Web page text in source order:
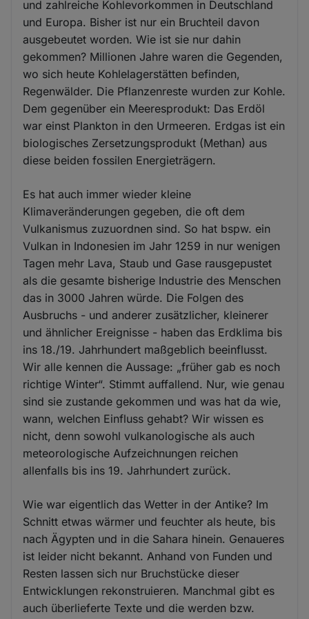
und zahlreiche Kohlevorkommen in Deutschland
und Europa. Bisher ist nur ein Bruchteil davon
ausgebeutet worden. Wie ist sie nur dahin
gekommen? Millionen Jahre waren die Gegenden,
wo sich heute Kohlelagerstätten befinden,
Regenwälder. Die Pflanzenreste wurden zur Kohle.
Dem gegenüber ein Meeresprodukt: Das Erdöl
war einst Plankton in den Urmeeren. Erdgas ist ein
biologisches Zersetzungsprodukt (Methan) aus
diese beiden fossilen Energieträgern.
Es hat auch immer wieder kleine
Klimaveränderungen gegeben, die oft dem
Vulkanismus zuzuordnen sind. So hat bspw. ein
Vulkan in Indonesien im Jahr 1259 in nur wenigen
Tagen mehr Lava, Staub und Gase rausgepustet
als die gesamte bisherige Industrie des Menschen
das in 3000 Jahren würde. Die Folgen des
Ausbruchs - und anderer zusätzlicher, kleinerer
und ähnlicher Ereignisse - haben das Erdklima bis
ins 18./19. Jahrhundert maßgeblich beeinflusst.
Wir alle kennen die Aussage: „früher gab es noch
richtige Winter“. Stimmt auffallend. Nur, wie genau
sind sie zustande gekommen und was hat da wie,
wann, welchen Einfluss gehabt? Wir wissen es
nicht, denn sowohl vulkanologische als auch
meteorologische Aufzeichnungen reichen
allenfalls bis ins 19. Jahrhundert zurück.
Wie war eigentlich das Wetter in der Antike? Im
Schnitt etwas wärmer und feuchter als heute, bis
nach Ägypten und in die Sahara hinein. Genaueres
ist leider nicht bekannt. Anhand von Funden und
Resten lassen sich nur Bruchstücke dieser
Entwicklungen rekonstruieren. Manchmal gibt es
auch überlieferte Texte und die werden bzw.